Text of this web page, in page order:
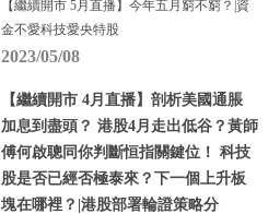
【繼續開市 5月直播】今年五月窮不窮？|資
金不愛科技愛央特股
2023/05/08
【繼續開市 4月直播】剖析美國通脹
加息到盡頭？ 港股4月走出低谷？黃師
傅何啟聰同你判斷恒指關鍵位！ 科技
股是否已經否極泰來？下一個上升板
塊在哪裡？|港股部署輪證策略分